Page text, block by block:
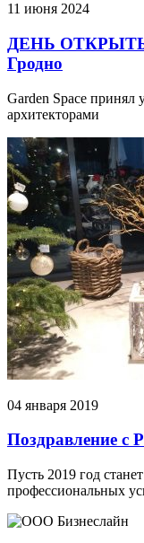
11 июня 2024
ДЕНЬ
Гродно
Garden Space принял
архитекторами
04 января 2019
Поздравление с
Пусть 2019 год
профессиональных